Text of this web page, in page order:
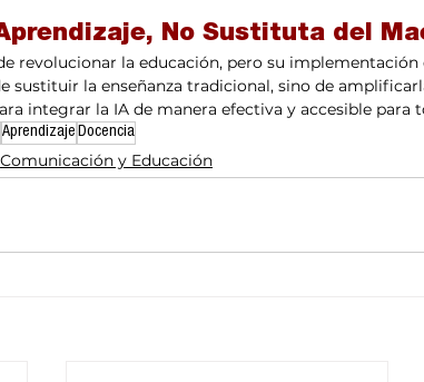
No Sustituta del
revolucionar la educación, pero su implementación
sustituir la enseñanza tradicional, sino de
integrar la IA de manera efectiva y accesible para
Aprendizaje Docencia
Comunicación y Educación